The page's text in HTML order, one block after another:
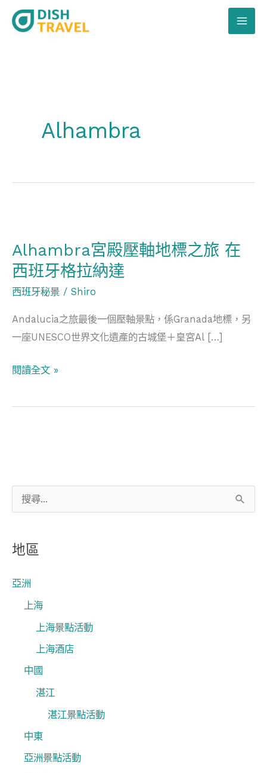
關
鍵
字
地區
亞洲
上海
上海景點活動
上海酒店
中國
湛江
湛江景點活動
中東
亞洲景點活動
Alhambra
Alhambra宮殿壓軸地標之旅 在
西班牙格拉納達
西班牙秘景 / Shiro
Andalucia之旅最後一個壓軸景點，係Granada地標，另
一座UNESCO世界文化遺產的古城堡＋皇宮Al […]
殿
壓
軸
標
之
在
納
閱讀全文 »